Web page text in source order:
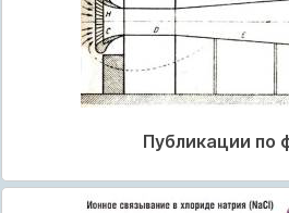
Публикации по